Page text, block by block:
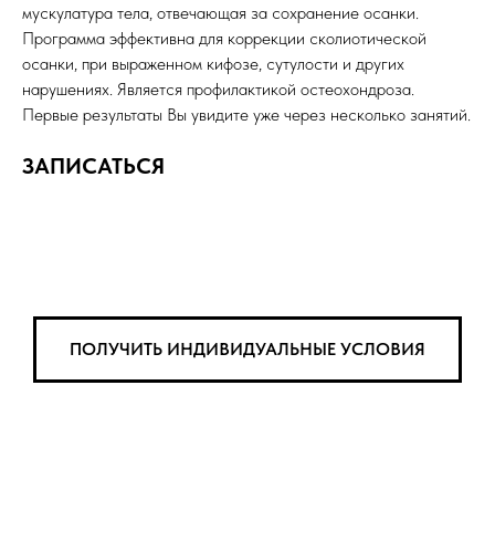
мускулатура тела, отвечающая за сохранение осанки.
Программа эффективна для коррекции сколиотической
осанки, при выраженном кифозе, сутулости и других
нарушениях. Является профилактикой остеохондроза.
Первые результаты Вы увидите уже через несколько занятий.
ЗАПИСАТЬСЯ
ПОЛУЧИТЬ ИНДИВИДУАЛЬНЫЕ УСЛОВИЯ